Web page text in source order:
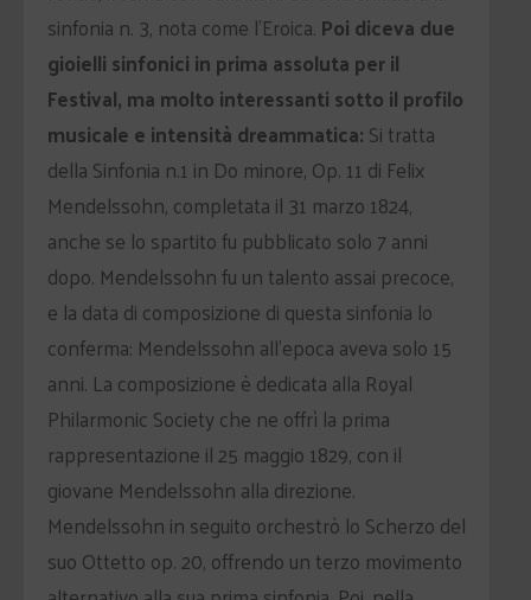
sinfonia n. 3, nota come l’Eroica. Poi diceva due
gioielli sinfonici in prima assoluta per il
Festival, ma molto interessanti sotto il profilo
musicale e intensità dreammatica: Si tratta
della Sinfonia n.1 in Do minore, Op. 11 di Felix
Mendelssohn, completata il 31 marzo 1824,
anche se lo spartito fu pubblicato solo 7 anni
dopo. Mendelssohn fu un talento assai precoce,
e la data di composizione di questa sinfonia lo
conferma: Mendelssohn all’epoca aveva solo 15
anni. La composizione è dedicata alla Royal
Philarmonic Society che ne offrì la prima
rappresentazione il 25 maggio 1829, con il
giovane Mendelssohn alla direzione.
Mendelssohn in seguito orchestrò lo Scherzo del
suo Ottetto op. 20, offrendo un terzo movimento